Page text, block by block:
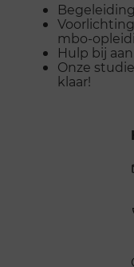
mbo-
Hulp bij
Onze
klaar!